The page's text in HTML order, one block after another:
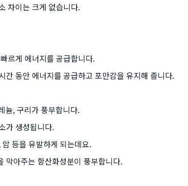
차이는 크게 없습니다.
르게 에너지를 공급합니다.
간 동안 에너지를 공급하고 포만감을 유지해 줍니다.
늄, 구리가 풍부합니다.
가 생성됩니다.
등을 유발하게 되는데요.
막아주는 항산화성분이 풍부합니다.